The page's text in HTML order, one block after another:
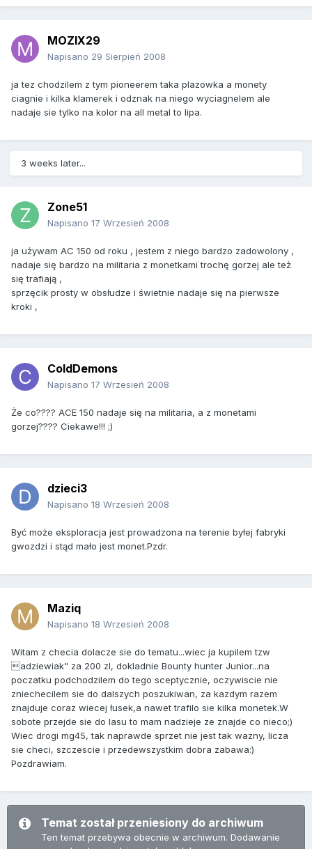
MOZIX29
Napisano 29 Sierpień 2008
ja tez chodzilem z tym pioneerem taka plazowka a monety
ciagnie i kilka klamerek i odznak na niego wyciagnelem ale
nadaje sie tylko na kolor na all metal to lipa.
3 weeks later...
Zone51
Napisano 17 Wrzesień 2008
ja używam AC 150 od roku , jestem z niego bardzo zadowolony ,
nadaje się bardzo na militaria z monetkami trochę gorzej ale też
się trafiają ,
sprzęcik prosty w obsłudze i świetnie nadaje się na pierwsze
kroki ,
ColdDemons
Napisano 17 Wrzesień 2008
Że co???? ACE 150 nadaje się na militaria, a z monetami
gorzej???? Ciekawe!!! ;)
dzieci3
Napisano 18 Wrzesień 2008
Być może eksploracja jest prowadzona na terenie byłej fabryki
gwozdzi i stąd mało jest monet.Pzdr.
Maziq
Napisano 18 Wrzesień 2008
Witam z checia dolacze sie do tematu...wiec ja kupilem tzw
adziewiak" za 200 zl, dokladnie Bounty hunter Junior...na
poczatku podchodzilem do tego sceptycznie, oczywiscie nie
zniechecilem sie do dalszych poszukiwan, za kazdym razem
znajduje coraz wiecej łusek,a nawet trafilo sie kilka monetek.W
sobote przejde sie do lasu to mam nadzieje ze znajde co nieco;)
Wiec drogi mg45, tak naprawde sprzet nie jest tak wazny, licza
sie checi, szczescie i przedewszystkim dobra zabawa:)
Pozdrawiam.
Temat został przeniesiony do archiwum
Ten temat przebywa obecnie w archiwum. Dodawanie